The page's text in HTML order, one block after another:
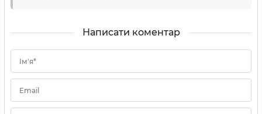
Написати коментар
Ім'я*
Email